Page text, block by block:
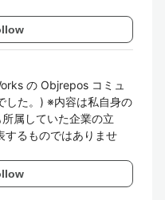
の Objrepos コミュ
した。) ※内容は私自身の
属していた企業の立
するものではありませ